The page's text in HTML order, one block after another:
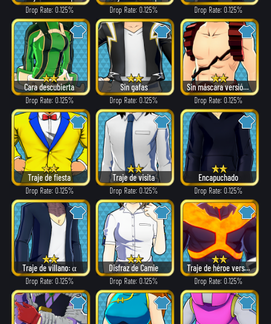
Drop Rate: 0.125% Drop Rate: 0.125% Drop Rate: 0.125%
Cara descubierta
Drop Rate: 0.125%
Sin gafas
Drop Rate: 0.125%
Sin máscara versión: α
Drop Rate: 0.125%
Traje de fiesta
Drop Rate: 0.125%
Traje de visita
Drop Rate: 0.125%
Encapuchado
Drop Rate: 0.125%
Traje de villano: α
Drop Rate: 0.125%
Disfraz de Camie
Drop Rate: 0.125%
Traje de héroe versión: α
Drop Rate: 0.125%